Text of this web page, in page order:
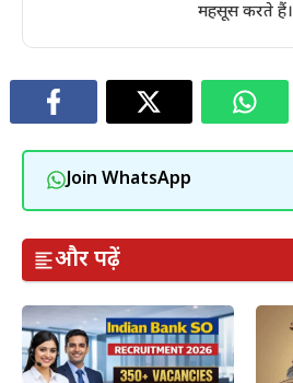
महसूस करते हैं।
Join WhatsApp
और पढ़ें